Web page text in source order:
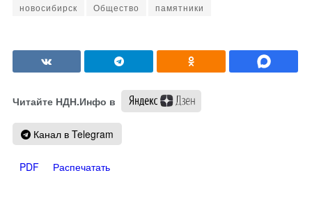
новосибирск
Общество памятники
Читайте НДН.Инфо в
Канал в Telegram
PDF Распечатать